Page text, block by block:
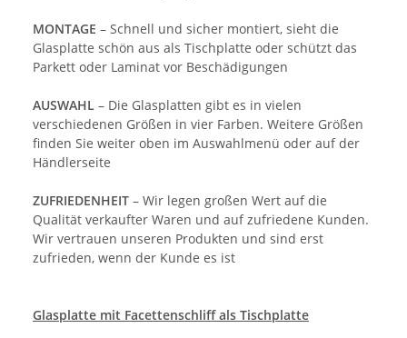
MONTAGE – Schnell und sicher montiert, sieht die
Glasplatte schön aus als Tischplatte oder schützt das
Parkett oder Laminat vor Beschädigungen
AUSWAHL – Die Glasplatten gibt es in vielen
verschiedenen Größen in vier Farben. Weitere Größen
finden Sie weiter oben im Auswahlmenü oder auf der
Händlerseite
ZUFRIEDENHEIT – Wir legen großen Wert auf die
Qualität verkaufter Waren und auf zufriedene Kunden.
Wir vertrauen unseren Produkten und sind erst
zufrieden, wenn der Kunde es ist
Glasplatte mit Facettenschliff als Tischplatte